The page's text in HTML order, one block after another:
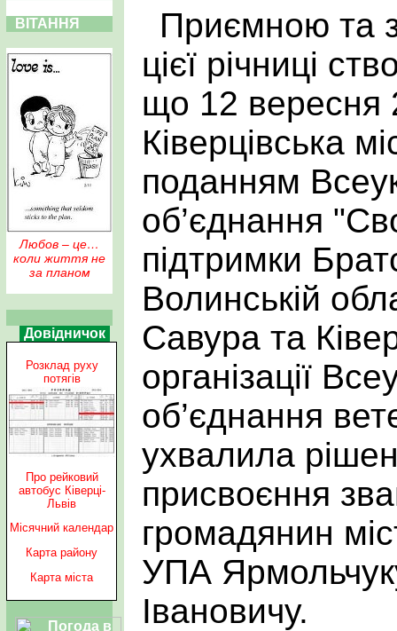
ВІТАННЯ
Любов – це…
коли життя не
за планом
Довідничок
Розклад руху
потягів
Про рейковий
автобус Ківерці-
Львів
Місячний календар
Карта району
Карта міста
Приємною та
цієї річниці
що 12 вересня
Ківерцівська
поданням
об’єднання
підтримки
Волинській
Савура та
організації
об’єднання
ухвалила
присвоєння
громадянин
УПА
Івановичу.